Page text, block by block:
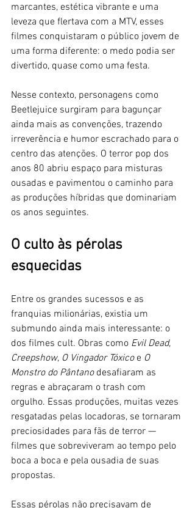
marcantes, estética vibrante e uma
leveza que flertava com a MTV, esses
filmes conquistaram o público jovem de
uma forma diferente: o medo podia ser
divertido, quase como uma festa.
Nesse contexto, personagens como
Beetlejuice surgiram para bagunçar
ainda mais as convenções, trazendo
irreverência e humor escrachado para o
centro das atenções. O terror pop dos
anos 80 abriu espaço para misturas
ousadas e pavimentou o caminho para
as produções híbridas que dominariam
os anos seguintes.
O culto às pérolas
esquecidas
Entre os grandes sucessos e as
franquias milionárias, existia um
submundo ainda mais interessante: o
dos filmes cult. Obras como Evil Dead,
Creepshow, O Vingador Tóxico e O
Monstro do Pântano desafiaram as
regras e abraçaram o trash com
orgulho. Essas produções, muitas vezes
resgatadas pelas locadoras, se tornaram
preciosidades para fãs de terror —
filmes que sobreviveram ao tempo pelo
boca a boca e pela ousadia de suas
propostas.
Essas pérolas não precisavam de